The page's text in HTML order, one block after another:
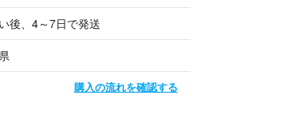
後、4～7日で発送
購入の流れを確認する